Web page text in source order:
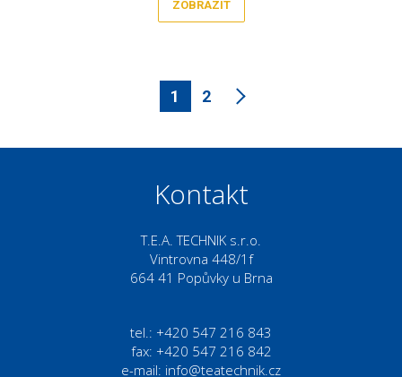
ZOBRAZIT
1 2
Kontakt
T.E.A. TECHNIK s.r.o.
Vintrovna 448/1f
664 41 Popůvky u Brna
tel.: +420 547 216 843
fax: +420 547 216 842
e-mail: info@teatechnik.cz